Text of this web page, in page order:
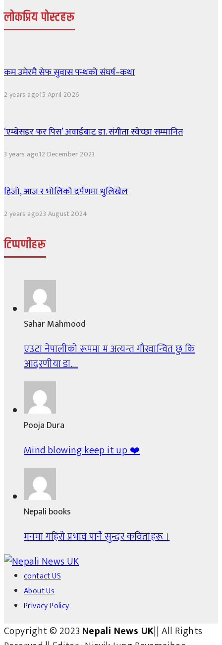
लोकप्रिय पोस्टहरू
कम उमेरमै सेफ सुवास पन्थको संघर्ष–कथा
2 years ago15 April 2026
‘एम्बेसडर फर पिस’ अवार्डबाट डा. संगीता स्वेच्छा सम्मानित
3 years ago12 December 2023
हिजो, आज र भोलिको दर्पणमा धुलिखेल
2 years ago23 August 2024
टिप्पणीहरू
Sahar Mahmood
एउटा नेपालीको रूपमा म अत्यन्त गौरवान्वित छु कि
आदरणीया डा.…
Pooja Dura
Mind blowing keep it up ❤️
Nepali books
मनमा गहिरो प्रभाव पार्ने सुन्दर कविताहरू ।
contact US
About Us
Privacy Policy
Copyright © 2023Nepali News UK|| All Rights